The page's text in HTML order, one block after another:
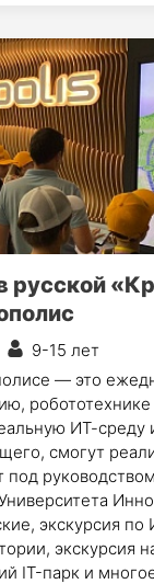
русской
9-15 лет
— это
ИТ-среду
смогут
под руководством
экскурсия по
экскурсия
IT-парк и